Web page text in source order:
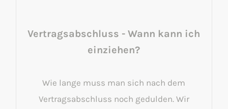
Vertragsabschluss - Wann kann ich
einziehen?
Wie lange muss man sich nach dem
Vertragsabschluss noch gedulden. Wir